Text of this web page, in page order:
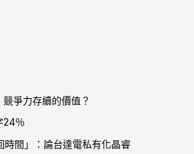
爭力存續的價值？
24％
時間」：論台達電私有化晶睿